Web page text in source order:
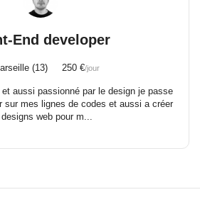
End developer
(13) 250 €/jour
et aussi passionné par le design je passe
sur mes lignes de codes et aussi a créer
web pour m...